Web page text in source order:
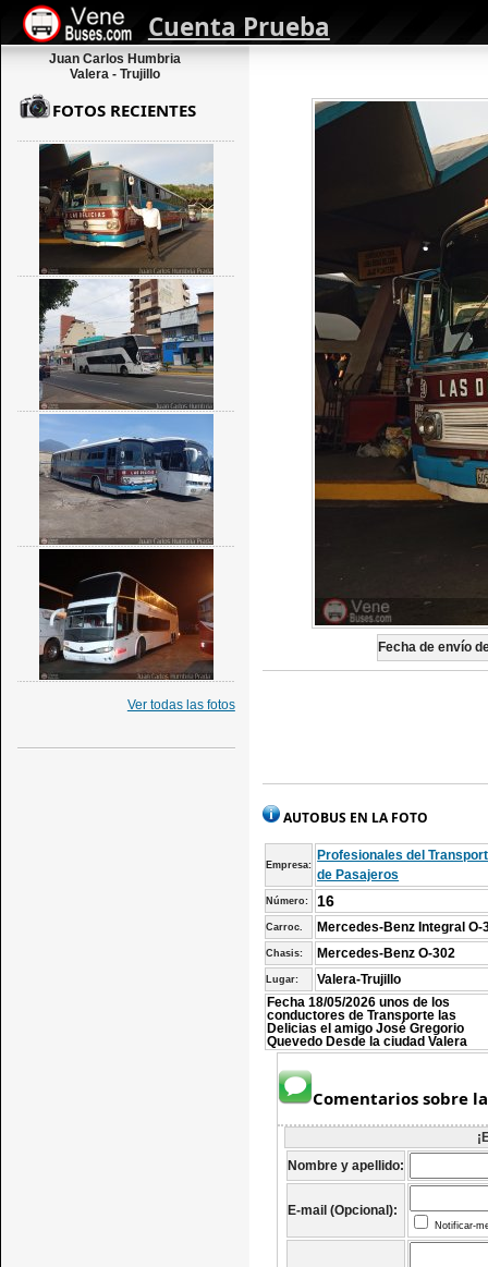
Cuenta Prueba
Juan Carlos Humbria
Valera - Trujillo
Fecha de envío
AUTOBUS EN LA FOTO
Empresa:
Profesionales del
de Pasajeros
Número: 16
Carroc. Mercedes-Benz Integral O-
Chasis: Mercedes-Benz O-302
Lugar:
Valera-Trujillo
Fecha 18/05/2026 unos de los
conductores de Transporte las
Delicias el amigo José Gregorio
Quevedo Desde la ciudad Valera
Comentarios sobre
Nombre y apellido:
E-mail (Opcional):
Notificar-
FOTOS RECIENTES
Ver todas las fotos